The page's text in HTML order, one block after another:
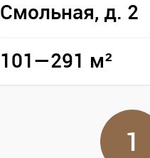
Смольная, д. 2
101—291 м²
1